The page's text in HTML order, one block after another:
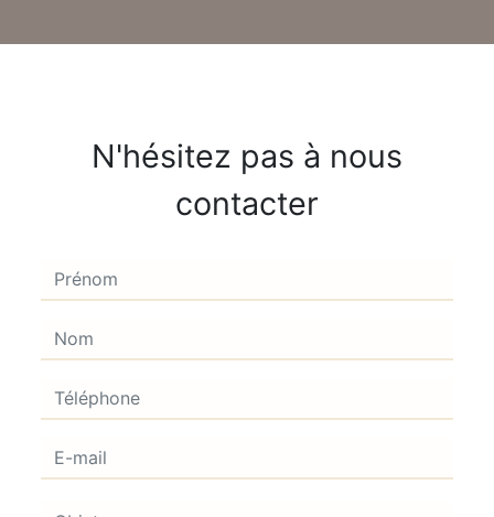
N'hésitez pas à nous
contacter